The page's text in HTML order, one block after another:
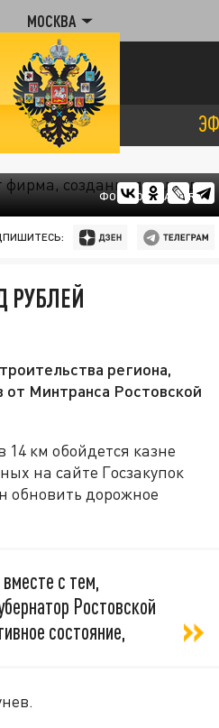
МОСКВА
ФОТО: DONLAND.RU.
РУБЛЕЙ
региона,
Минтранса Ростовской
14 км обойдется казне
на сайте Госзакупок
обновить дорожное
с тем,
Ростовской
состояние,